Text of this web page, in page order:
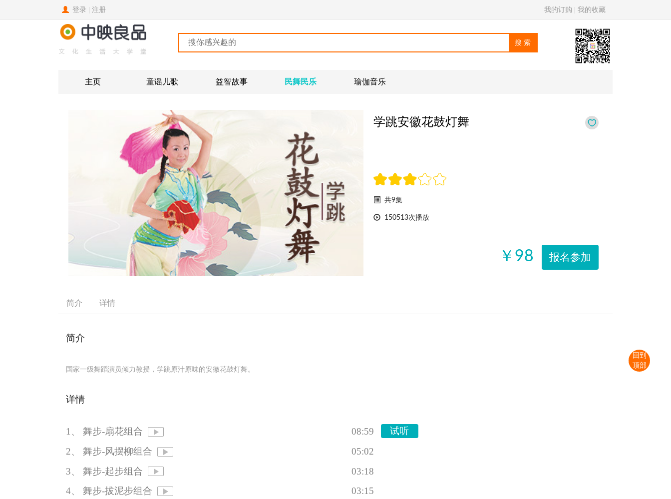
登录 注册 我的订购 我的收藏
主页 童谣儿歌 益智故事 民舞民乐 瑜伽音乐
学跳安徽花鼓灯舞
共9集
150513次播放
报名参加
￥98
简介 详情
简介
国家一级舞蹈演员倾力教授，学跳原汁原味的安徽花鼓灯舞。
详情
1、 舞步-扇花组合 08:59
试听
2、 舞步-风摆柳组合
05:02
3、 舞步-起步组合
03:18
4、 舞步-拔泥步组合
03:15
回到
顶部